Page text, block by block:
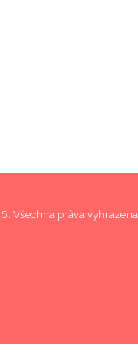
Všechna práva vyhrazena.